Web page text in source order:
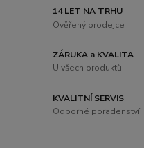
14 LET NA TRHU
Ověřený prodejce
ZÁRUKA a KVALITA
U všech produktů
KVALITNÍ SERVIS
Odborné poradenství